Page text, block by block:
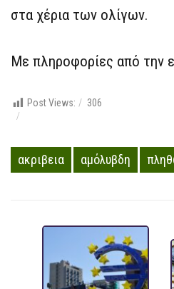
στα χέρια των ολίγων.
Με πληροφορίες από την
Post Views: 306
ακριβεια αμόλυβδη